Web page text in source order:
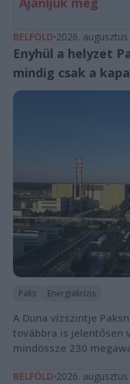
BELFÖLD 2026. augusztus
Enyhül a helyzet
mindig csak a
Paks Energiakrízis
A Duna vízszintje
továbbra is jelentősen
mindössze 230
BELFÖLD 2026. augusztus